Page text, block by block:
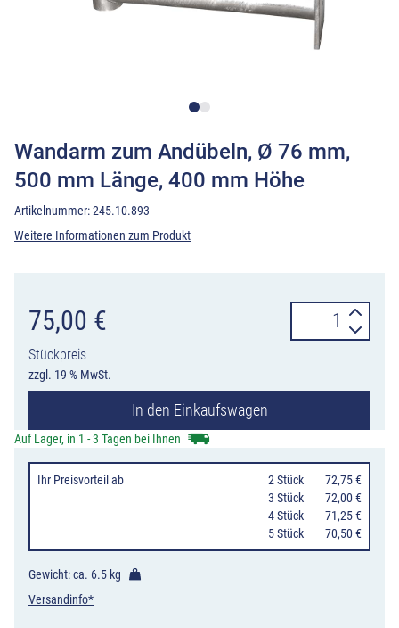
Wandarm zum Andübeln, Ø 76 mm,
500 mm Länge, 400 mm Höhe
Artikelnummer:245.10.893
Weitere Informationen zum Produkt
75,00 €
Stückpreis
zzgl. 19 % MwSt.
Wandarm
zum
Ø
500
mm
Länge,
400
In den Einkaufswagen
Auf Lager, in 1 - 3 Tagen bei Ihnen
Ihr Preisvorteil ab 2 Stück
72,75 €
3 Stück
72,00 €
4 Stück
71,25 €
5 Stück 70,50 €
Gewicht: ca. 6.5 kg
Versandinfo*